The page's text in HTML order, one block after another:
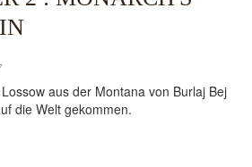
aus der Montana von Burlaj Bej
die Welt gekommen.